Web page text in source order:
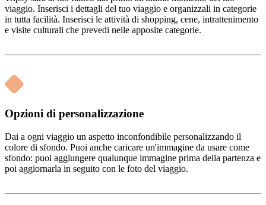
viaggio. Inserisci i dettagli del tuo viaggio e organizzali in categorie
in tutta facilità. Inserisci le attività di shopping, cene, intrattenimento
e visite culturali che prevedi nelle apposite categorie.
Opzioni di personalizzazione
Dai a ogni viaggio un aspetto inconfondibile personalizzando il
colore di sfondo. Puoi anche caricare un'immagine da usare come
sfondo: puoi aggiungere qualunque immagine prima della partenza e
poi aggiornarla in seguito con le foto del viaggio.